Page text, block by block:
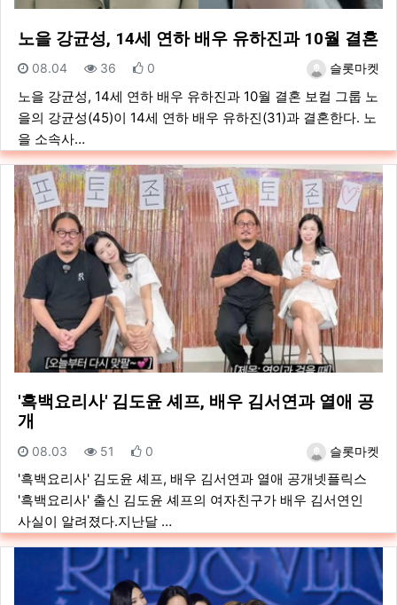
노을 강균성, 14세 연하 배우 유하진과 10월 결혼
등록자슬롯마켓
등록일
08.04 조회
36 추천
0
노을 강균성, 14세 연하 배우 유하진과 10월 결혼 보컬 그룹 노
을의 강균성(45)이 14세 연하 배우 유하진(31)과 결혼한다. 노
을 소속사…
'흑백요리사' 김도윤 셰프, 배우 김서연과 열애 공
개
등록자슬롯마켓
등록일
08.03 조회
51 추천
0
'흑백요리사' 김도윤 셰프, 배우 김서연과 열애 공개넷플릭스
'흑백요리사' 출신 김도윤 셰프의 여자친구가 배우 김서연인
사실이 알려졌다.지난달 …